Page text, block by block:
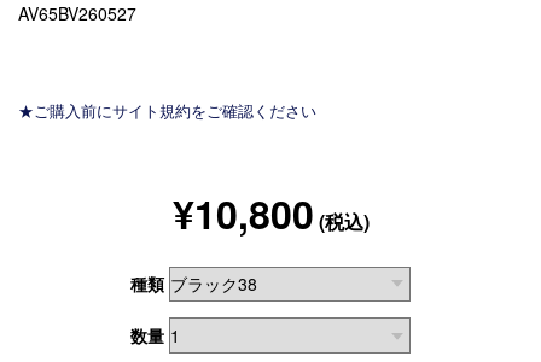
AV65BV260527
★ご購入前にサイト規約をご確認ください
¥10,800 (税込)
種類
数量